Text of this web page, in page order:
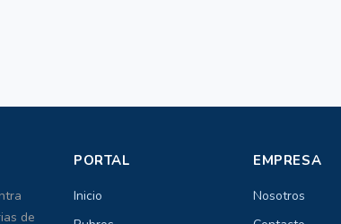
de
PORTAL
Inicio
EMPRESA
Nosotros